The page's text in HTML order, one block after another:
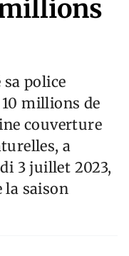
sa police
millions de
couverture
a
3 juillet 2023,
la saison